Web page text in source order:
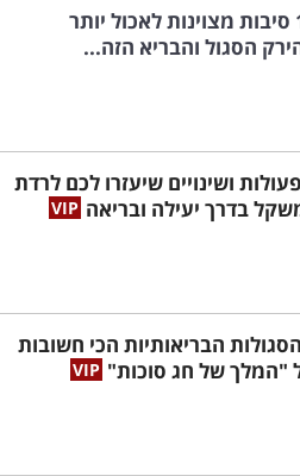
10 סיבות מצוינות לאכול יותר
הסגול והבריא הזה...
5 פעולות ושינויים שיעזרו לכם לרדת
בדרך יעילה ובריאה
8 הסגולות הבריאותיות הכי חשובות
"המלך של חג סוכות"